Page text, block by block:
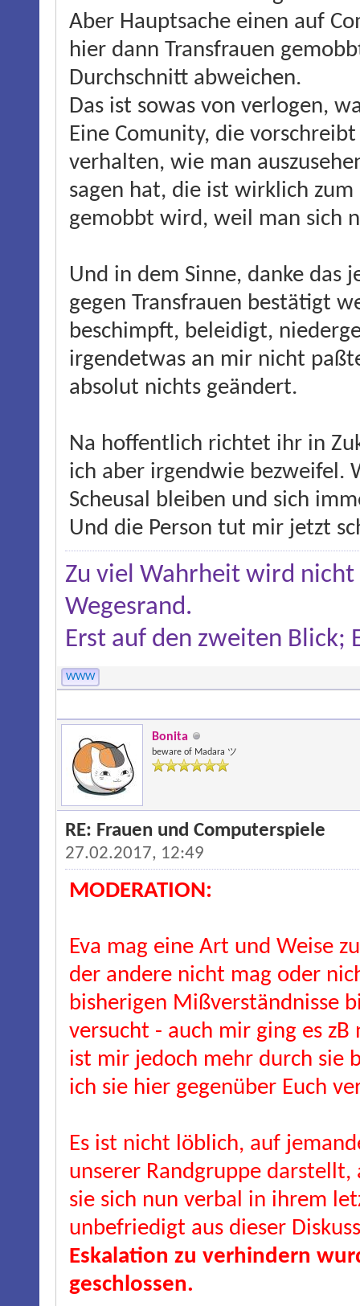
Aber Hauptsache einen auf
hier dann Transfrauen
Durchschnitt abweichen.
Das ist sowas von verlogen,
Eine Comunity, die
verhalten, wie man
sagen hat, die ist wirklich
gemobbt wird, weil man sich
Und in dem Sinne, danke das
gegen Transfrauen bestätigt
beschimpft, beleidigt,
irgendetwas an mir nicht
absolut nichts geändert.
Na hoffentlich richtet ihr in
ich aber irgendwie bezweifel.
Scheusal bleiben und sich
Und die Person tut mir jetzt
Zu viel Wahrheit wird nicht
Wegesrand.
Erst auf den zweiten Blick;
WWW
Bonita
beware of Madara ツ
RE: Frauen und Computerspiele
27.02.2017, 12:49
MODERATION:
Eva mag eine Art und Weise
der andere nicht mag oder
bisherigen Mißverständnisse
versucht - auch mir ging es
ist mir jedoch mehr durch sie
ich sie hier gegenüber Euch
Es ist nicht löblich, auf
unserer Randgruppe darstellt,
sie sich nun verbal in ihrem
unbefriedigt aus dieser
Eskalation zu verhindern
geschlossen.